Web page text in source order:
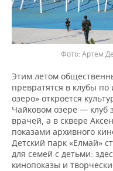
Артем
Этим летом
превратятся в клубы
озеро» откроется
Чайковом озере — клуб
врачей, а в сквере
показами архивного
Детский парк «Елмай»
для семей с детьми:
кинопоказы и